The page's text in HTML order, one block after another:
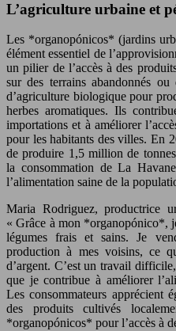
L’agriculture urbaine et
Les *organopónicos* (jardins
élément essentiel de
un pilier de l’accès à des
sur des terrains abandonnés
d’agriculture biologique pour
herbes aromatiques. Ils
importations et à améliorer
pour les habitants des villes. En
de produire 1,5 million de
la consommation de La
l’alimentation saine de la
Maria Rodriguez, productrice
« Grâce à mon *organopónico*,
légumes frais et sains. Je
production à mes voisins, ce
d’argent. C’est un travail
que je contribue à améliorer
Les consommateurs apprécient
des produits cultivés
*organopónicos* pour l’accès à